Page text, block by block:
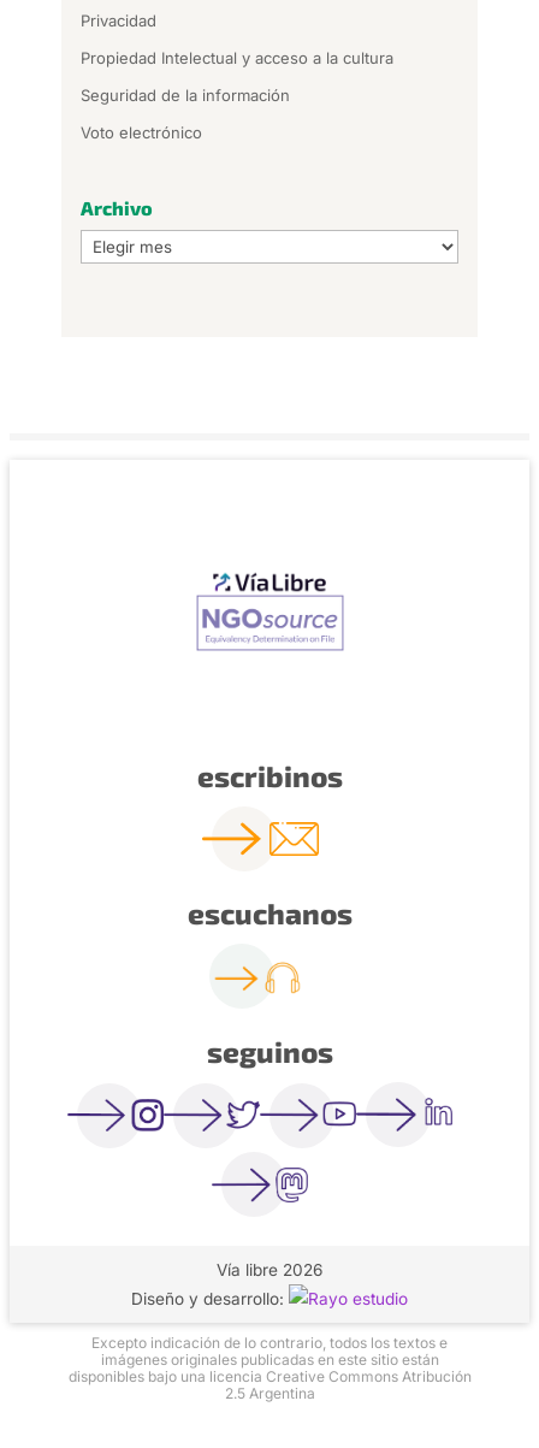
Privacidad
Propiedad Intelectual y acceso a la cultura
Seguridad de la información
Voto electrónico
Archivo
Archivo
escribinos
escuchanos
seguinos
Vía libre 2026
Diseño y desarrollo:
Excepto indicación de lo contrario, todos los textos e
imágenes originales publicadas en este sitio están
disponibles bajo una licencia Creative Commons Atribución
2.5 Argentina